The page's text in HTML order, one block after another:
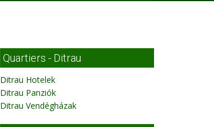
Quartiers - Ditrau
Ditrau Hotelek
Ditrau Panziók
Ditrau Vendégházak